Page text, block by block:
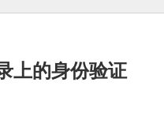
上的身份验证